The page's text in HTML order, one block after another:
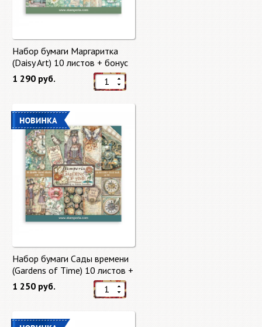
Набор бумаги Маргаритка
(Daisy Art) 10 листов + бонус
от Stamperia
1 290 руб.
Набор бумаги Сады времени
(Gardens of Time) 10 листов +
бонус от Stamperia
1 250 руб.